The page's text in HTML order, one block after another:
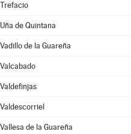
Trefacio
Uña de Quintana
Vadillo de la Guareña
Valcabado
Valdefinjas
Valdescorriel
Vallesa de la Guareña